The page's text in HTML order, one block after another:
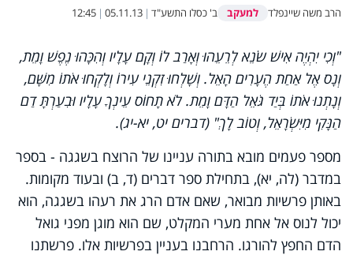
הרב משה שיינפלד למעקב ב' כסלו התשע"ד |
05.11.13
|
12:45
"וְכִי יִהְיֶה אִישׁ שֹׂנֵא לְרֵעֵהוּ וְאָרַב לוֹ וְקָם עָלָיו וְהִכָּהוּ נֶפֶשׁ וָמֵת,
וְנָס אֶל אַחַת הֶעָרִים הָאֵל. וְשָׁלְחוּ זִקְנֵי עִירוֹ וְלָקְחוּ אֹתוֹ מִשָּׁם,
וְנָתְנוּ אֹתוֹ בְּיַד גֹּאֵל הַדָּם וָמֵת. לֹא תָחוֹס עֵינְךָ עָלָיו וּבִעַרְתָּ דַם
הַנָּקִי מִיִּשְׂרָאֵל, וְטוֹב לָךְ" (דברים יט, יא-יג).
מספר פעמים מובא בתורה עניינו של הרוצח בשגגה - בספר
במדבר (לה, יא), בתחילת ספר דברים (ד, ב) ובעוד מקומות.
באותן פרשיות מבואר, שאם אדם הרג את רעהו בשגגה, הוא
יכול לנוס אל אחת מערי המקלט, שם הוא מוגן מפני גואל
הדם החפץ להורגו. הרחבנו בעניין בפרשיות אלו. פרשתנו